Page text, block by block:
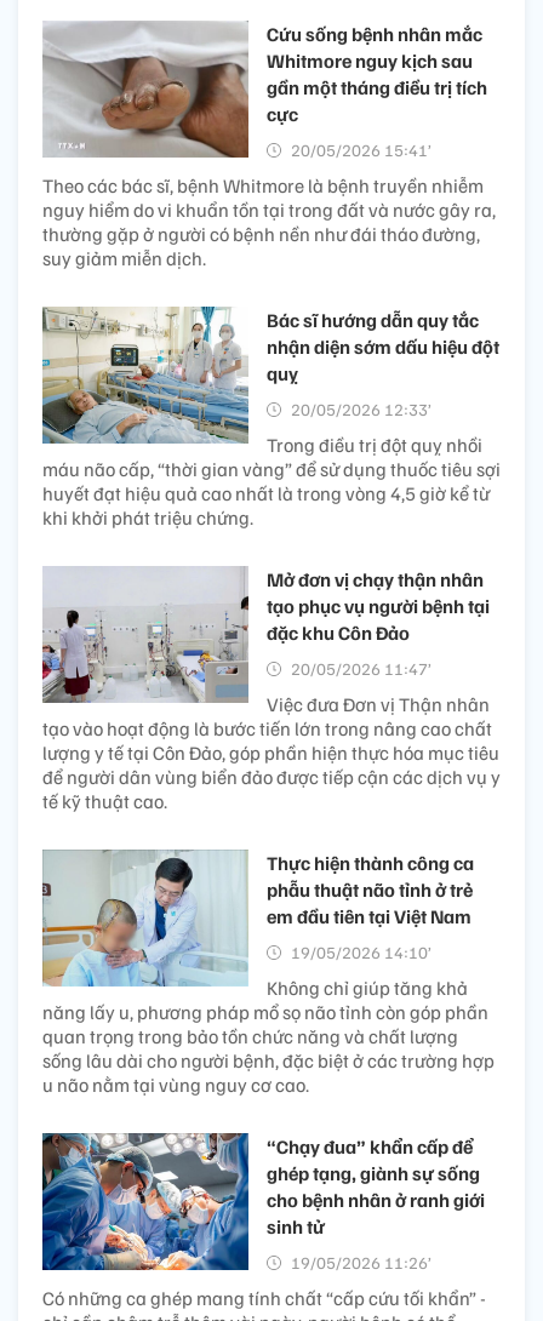
Cứu sống bệnh nhân mắc
Whitmore nguy kịch sau
gần một tháng điều trị tích
cực
20/05/2026 15:41’
Theo các bác sĩ, bệnh Whitmore là bệnh truyền nhiễm
nguy hiểm do vi khuẩn tồn tại trong đất và nước gây ra,
thường gặp ở người có bệnh nền như đái tháo đường,
suy giảm miễn dịch.
Bác sĩ hướng dẫn quy tắc
nhận diện sớm dấu hiệu đột
quỵ
20/05/2026 12:33’
Trong điều trị đột quỵ nhồi
máu não cấp, “thời gian vàng” để sử dụng thuốc tiêu sợi
huyết đạt hiệu quả cao nhất là trong vòng 4,5 giờ kể từ
khi khởi phát triệu chứng.
Mở đơn vị chạy thận nhân
tạo phục vụ người bệnh tại
đặc khu Côn Đảo
20/05/2026 11:47’
Việc đưa Đơn vị Thận nhân
tạo vào hoạt động là bước tiến lớn trong nâng cao chất
lượng y tế tại Côn Đảo, góp phần hiện thực hóa mục tiêu
để người dân vùng biển đảo được tiếp cận các dịch vụ y
tế kỹ thuật cao.
Thực hiện thành công ca
phẫu thuật não tỉnh ở trẻ
em đầu tiên tại Việt Nam
19/05/2026 14:10’
Không chỉ giúp tăng khả
năng lấy u, phương pháp mổ sọ não tỉnh còn góp phần
quan trọng trong bảo tồn chức năng và chất lượng
sống lâu dài cho người bệnh, đặc biệt ở các trường hợp
u não nằm tại vùng nguy cơ cao.
“Chạy đua” khẩn cấp để
ghép tạng, giành sự sống
cho bệnh nhân ở ranh giới
sinh tử
19/05/2026 11:26’
Có những ca ghép mang tính chất “cấp cứu tối khẩn” -